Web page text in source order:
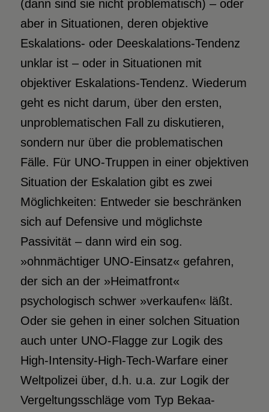
(dann sind sie nicht problematisch) – oder
aber in Situationen, deren objektive
Eskalations- oder Deeskalations-Tendenz
unklar ist – oder in Situationen mit
objektiver Eskalations-Tendenz. Wiederum
geht es nicht darum, über den ersten,
unproblematischen Fall zu diskutieren,
sondern nur über die problematischen
Fälle. Für UNO-Truppen in einer objektiven
Situation der Eskalation gibt es zwei
Möglichkeiten: Entweder sie beschränken
sich auf Defensive und möglichste
Passivität – dann wird ein sog.
»ohnmächtiger UNO-Einsatz« gefahren,
der sich an der »Heimatfront«
psychologisch schwer »verkaufen« läßt.
Oder sie gehen in einer solchen Situation
auch unter UNO-Flagge zur Logik des
High-Intensity-High-Tech-Warfare einer
Weltpolizei über, d.h. u.a. zur Logik der
Vergeltungsschläge vom Typ Bekaa-